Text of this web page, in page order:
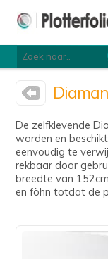
De zelfklevende
worden en
eenvoudig te
rekbaar door
breedte van
en föhn totdat de